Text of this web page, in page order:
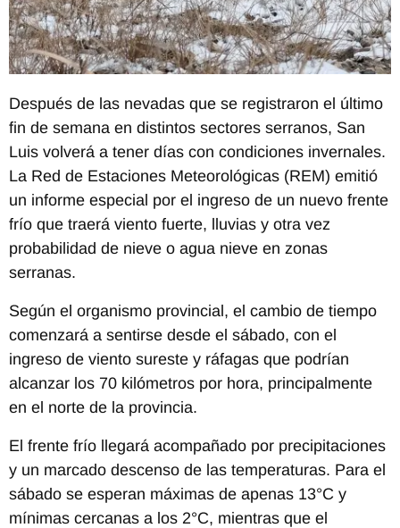
Después de las nevadas que se registraron el último
fin de semana en distintos sectores serranos, San
Luis volverá a tener días con condiciones invernales.
La Red de Estaciones Meteorológicas (REM) emitió
un informe especial por el ingreso de un nuevo frente
frío que traerá viento fuerte, lluvias y otra vez
probabilidad de nieve o agua nieve en zonas
serranas.
Según el organismo provincial, el cambio de tiempo
comenzará a sentirse desde el sábado, con el
ingreso de viento sureste y ráfagas que podrían
alcanzar los 70 kilómetros por hora, principalmente
en el norte de la provincia.
El frente frío llegará acompañado por precipitaciones
y un marcado descenso de las temperaturas. Para el
sábado se esperan máximas de apenas 13°C y
mínimas cercanas a los 2°C, mientras que el